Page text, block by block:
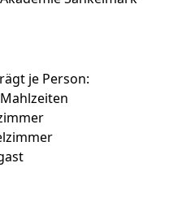
je Person: